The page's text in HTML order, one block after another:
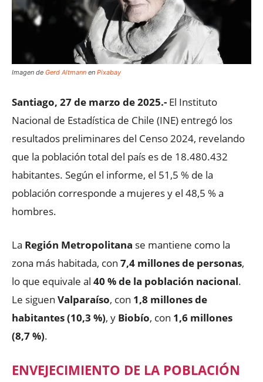
Imagen de Gerd Altmann en Pixabay
Santiago, 27 de marzo de 2025.- El Instituto
Nacional de Estadística de Chile (INE) entregó los
resultados preliminares del Censo 2024, revelando
que la población total del país es de 18.480.432
habitantes. Según el informe, el 51,5 % de la
población corresponde a mujeres y el 48,5 % a
hombres.
La Región Metropolitana se mantiene como la
zona más habitada, con 7,4 millones de personas,
lo que equivale al 40 % de la población nacional.
Le siguen Valparaíso, con 1,8 millones de
habitantes (10,3 %), y Biobío, con 1,6 millones
(8,7 %).
ENVEJECIMIENTO DE LA POBLACIÓN